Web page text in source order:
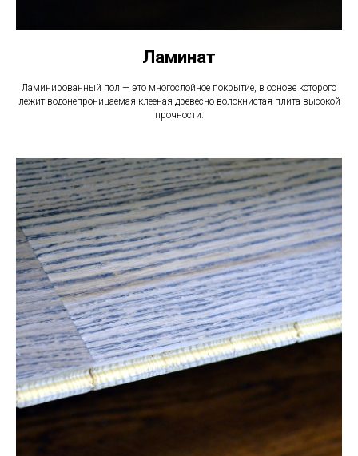
Ламинат
Ламинированный пол — это многослойное покрытие, в основе которого
лежит водонепроницаемая клееная древесно-волокнистая плита высокой
прочности.